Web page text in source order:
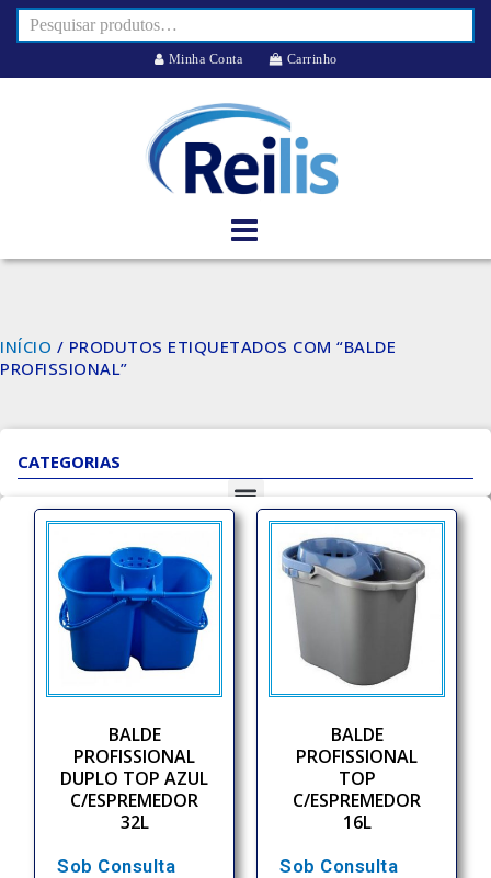
Minha Conta Carrinho
INÍCIO / PRODUTOS ETIQUETADOS COM “BALDE
PROFISSIONAL”
CATEGORIAS
BALDE
PROFISSIONAL
DUPLO TOP AZUL
C/ESPREMEDOR
32L
Sob Consulta
BALDE
PROFISSIONAL
TOP
C/ESPREMEDOR
16L
Sob Consulta